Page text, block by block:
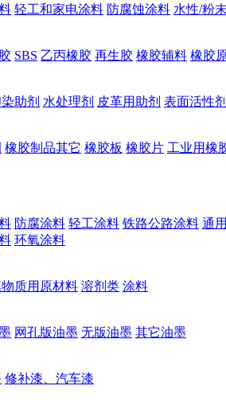
轻工和家电涂料 防腐蚀涂料 水性/粉
SBS 乙丙橡胶 再生胶 橡胶辅料 橡胶
助剂 水处理剂 皮革用助剂 表面活性剂
橡胶制品其它 橡胶板 橡胶片 工业用橡
防腐涂料 轻工涂料 铁路公路涂料 通
环氧涂料
物质用原材料 溶剂类 涂料
网孔版油墨 无版油墨 其它油墨
修补漆、汽车漆